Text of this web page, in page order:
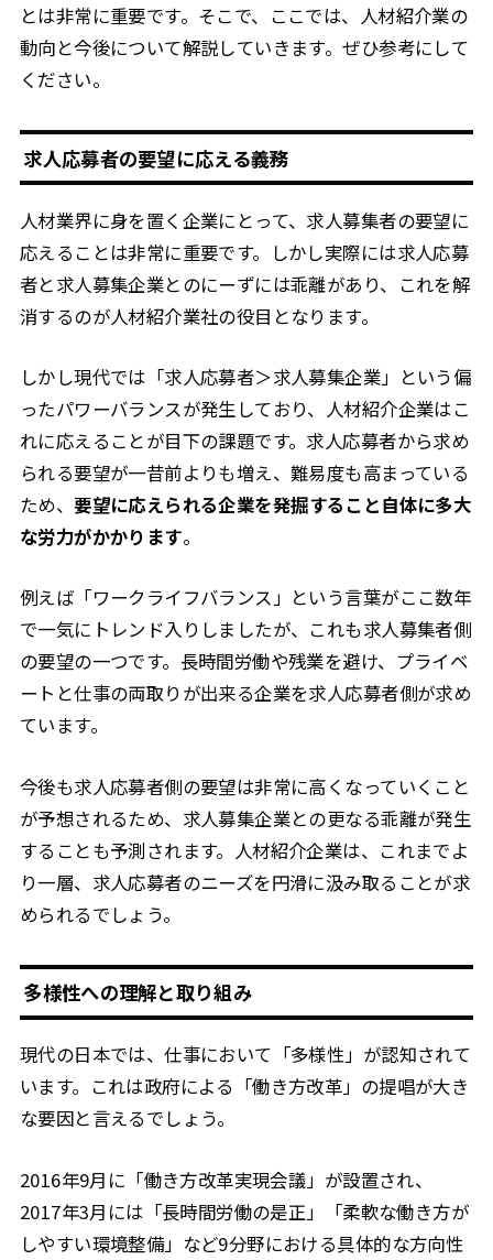
とは非常に重要です。そこで、ここでは、人材紹介業の
動向と今後について解説していきます。ぜひ参考にして
ください。
求人応募者の要望に応える義務
人材業界に身を置く企業にとって、求人募集者の要望に
応えることは非常に重要です。しかし実際には求人応募
者と求人募集企業とのにーずには乖離があり、これを解
消するのが人材紹介業社の役目となります。
しかし現代では「求人応募者＞求人募集企業」という偏
ったパワーバランスが発生しており、人材紹介企業はこ
れに応えることが目下の課題です。求人応募者から求め
られる要望が一昔前よりも増え、難易度も高まっている
ため、要望に応えられる企業を発掘すること自体に多大
な労力がかかります。
例えば「ワークライフバランス」という言葉がここ数年
で一気にトレンド入りしましたが、これも求人募集者側
の要望の一つです。長時間労働や残業を避け、プライベ
ートと仕事の両取りが出来る企業を求人応募者側が求め
ています。
今後も求人応募者側の要望は非常に高くなっていくこと
が予想されるため、求人募集企業との更なる乖離が発生
することも予測されます。人材紹介企業は、これまでよ
り一層、求人応募者のニーズを円滑に汲み取ることが求
められるでしょう。
多様性への理解と取り組み
現代の日本では、仕事において「多様性」が認知されて
います。これは政府による「働き方改革」の提唱が大き
な要因と言えるでしょう。
2016年9月に「働き方改革実現会議」が設置され、
2017年3月には「長時間労働の是正」「柔軟な働き方が
しやすい環境整備」など9分野における具体的な方向性